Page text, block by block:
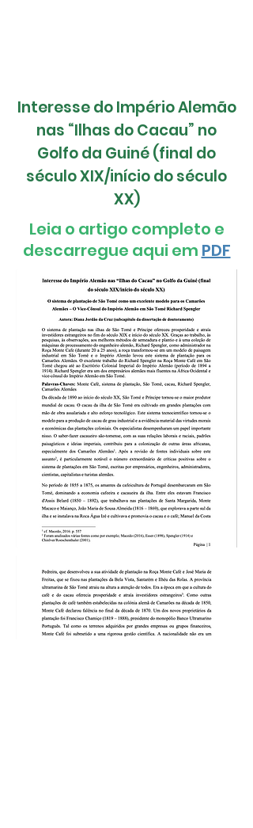
Interesse do Império Alemão
nas “Ilhas do Cacau” no
Golfo da Guiné (final do
século XIX/início do século
XX)
Leia o artigo completo e
descarregue aqui em PDF